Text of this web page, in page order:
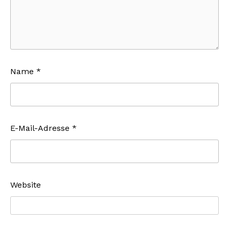
Name *
E-Mail-Adresse *
Website